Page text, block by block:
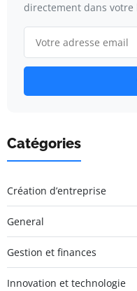
directement dans votre
Catégories
Création d’entreprise
General
Gestion et finances
Innovation et technologie